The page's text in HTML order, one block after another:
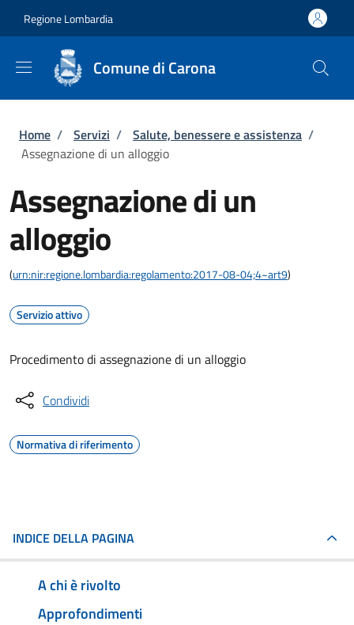
Regione Lombardia
Comune di Carona
Briciole di pane
Home / Servizi / Salute, benessere e assistenza /
Assegnazione di un alloggio
Assegnazione di un
alloggio
(urn:nir:regione.lombardia:regolamento:2017-08-04;4~art9)
Servizio attivo
Procedimento di assegnazione di un alloggio
Condividi
Normativa di riferimento
INDICE DELLA PAGINA
A chi è rivolto
Approfondimenti